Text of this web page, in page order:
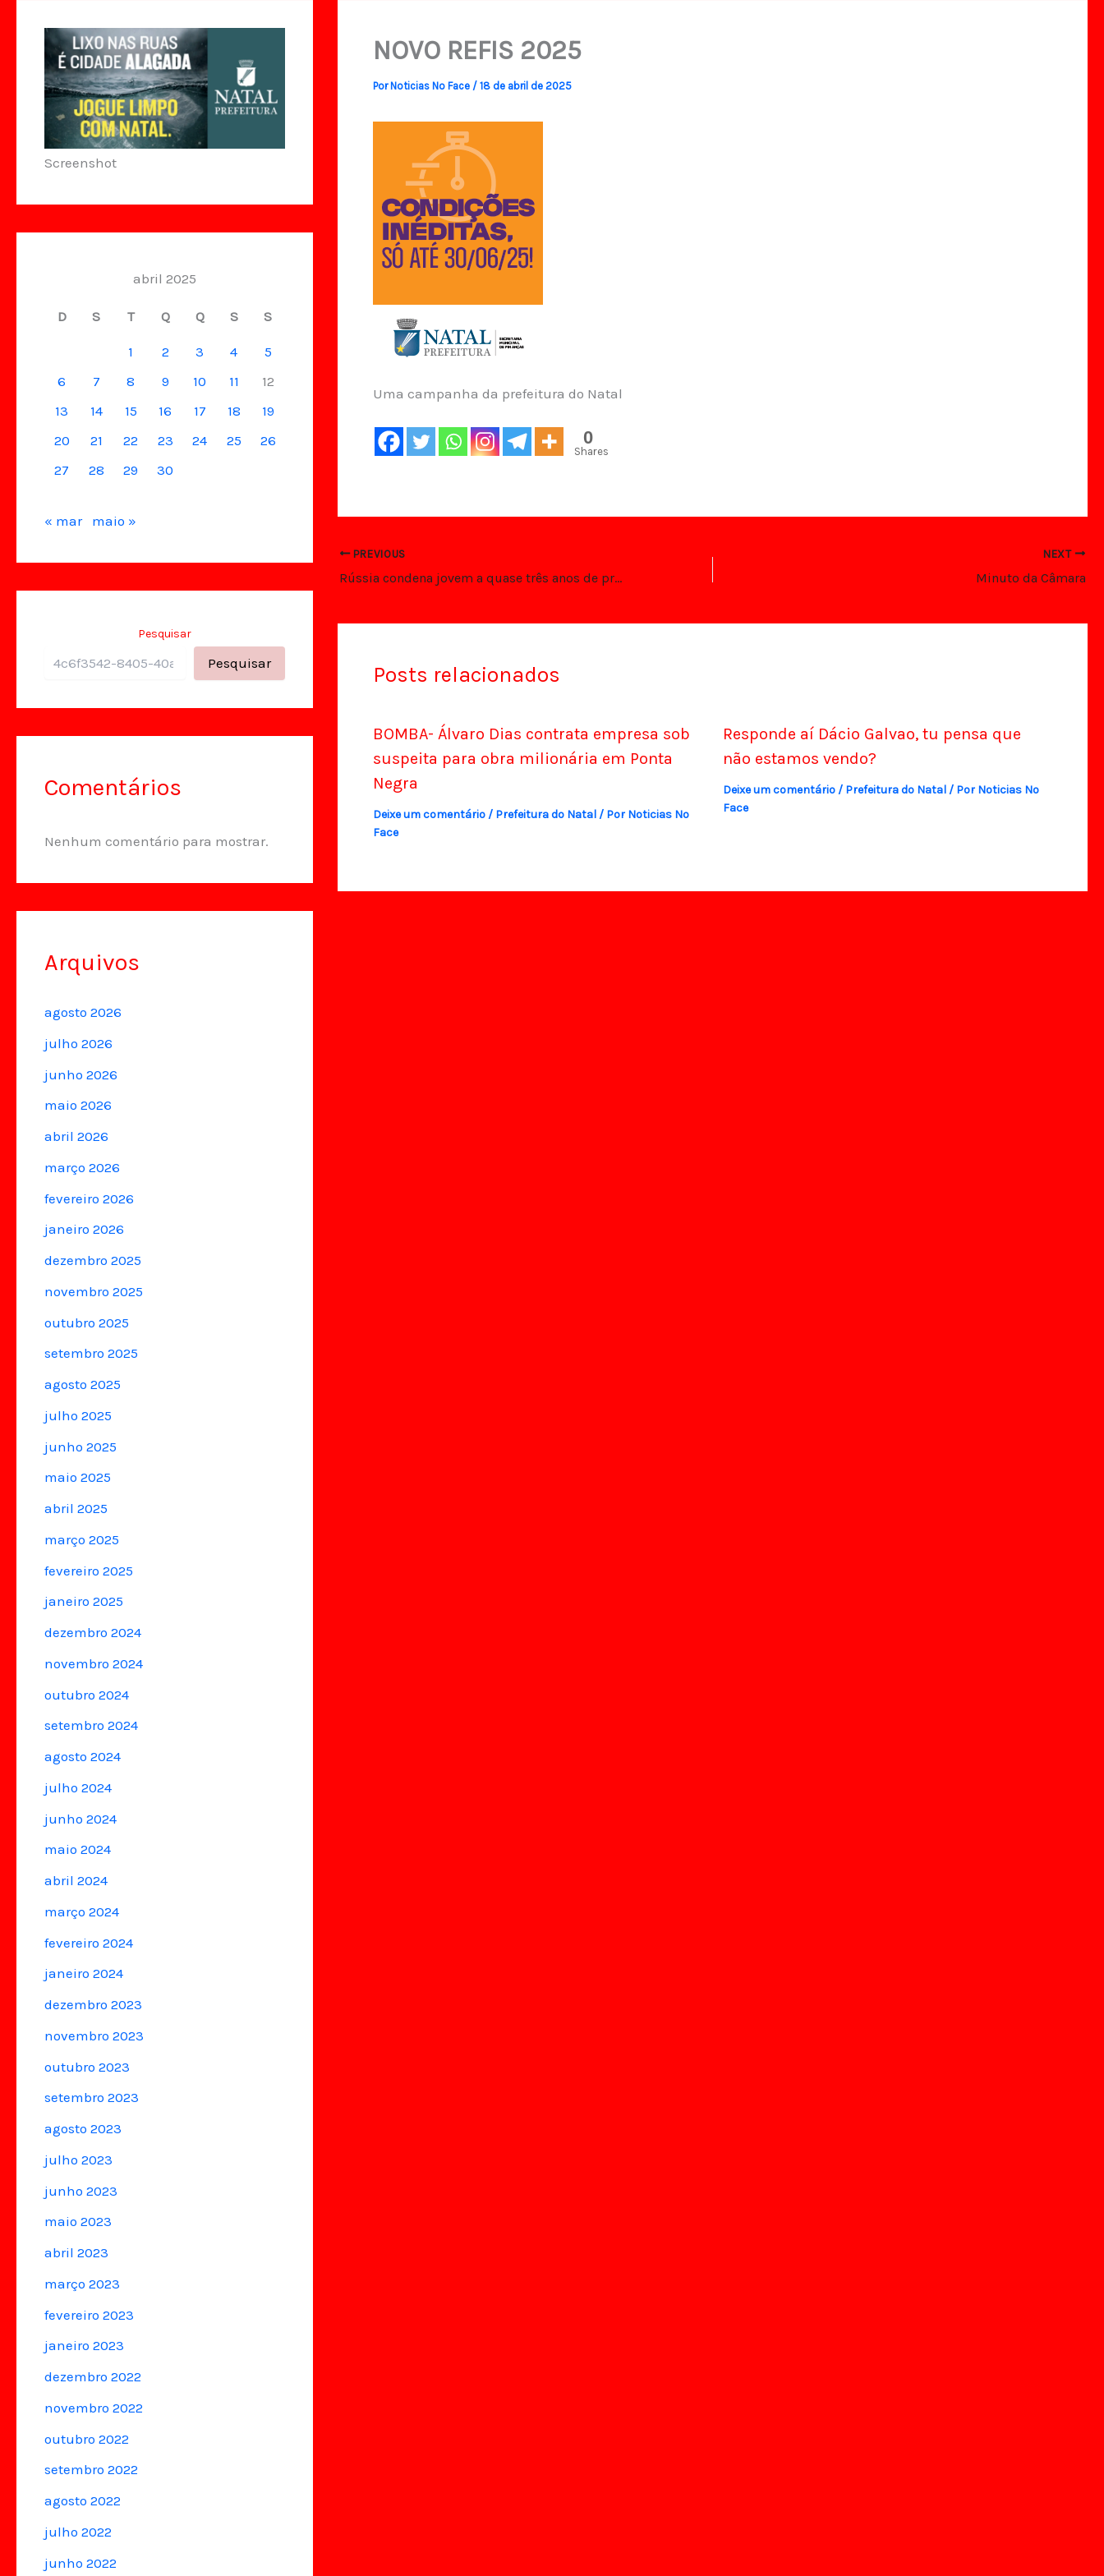
Screenshot
abril 2025
D S T Q Q S S
1 2 3 4
5
6
7 8 9 10 11
12
13
14 15 16 17 18
19
20
21 22 23 24 25
26
27
28 29 30
« mar maio »
Pesquisar
Pesquisar
Comentários
Nenhum comentário para mostrar.
Arquivos
agosto 2026
julho 2026
junho 2026
maio 2026
abril 2026
março 2026
fevereiro 2026
janeiro 2026
dezembro 2025
novembro 2025
outubro 2025
setembro 2025
agosto 2025
julho 2025
junho 2025
maio 2025
abril 2025
março 2025
fevereiro 2025
janeiro 2025
dezembro 2024
novembro 2024
outubro 2024
setembro 2024
agosto 2024
julho 2024
junho 2024
maio 2024
abril 2024
março 2024
fevereiro 2024
janeiro 2024
dezembro 2023
novembro 2023
outubro 2023
setembro 2023
agosto 2023
julho 2023
junho 2023
maio 2023
abril 2023
março 2023
fevereiro 2023
janeiro 2023
dezembro 2022
novembro 2022
outubro 2022
setembro 2022
agosto 2022
julho 2022
junho 2022
NOVO REFIS 2025
PorNoticias No Face / 18 de abril de 2025
Uma campanha da prefeitura do Natal
0
Shares
PREVIOUS
Rússia condena jovem a quase três anos de prisão por protesto antiguerra
NEXT
Minuto da Câmara
Posts relacionados
BOMBA- Álvaro Dias contrata empresa sob
suspeita para obra milionária em Ponta
Negra
Deixe um comentário / Prefeitura do Natal/ Por Noticias No
Face
Responde aí Dácio Galvao, tu pensa que
não estamos vendo?
Deixe um comentário / Prefeitura do Natal / Por Noticias No
Face